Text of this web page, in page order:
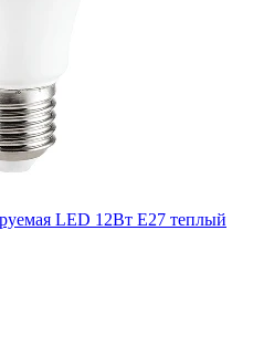
LED 12Вт E27 теплый